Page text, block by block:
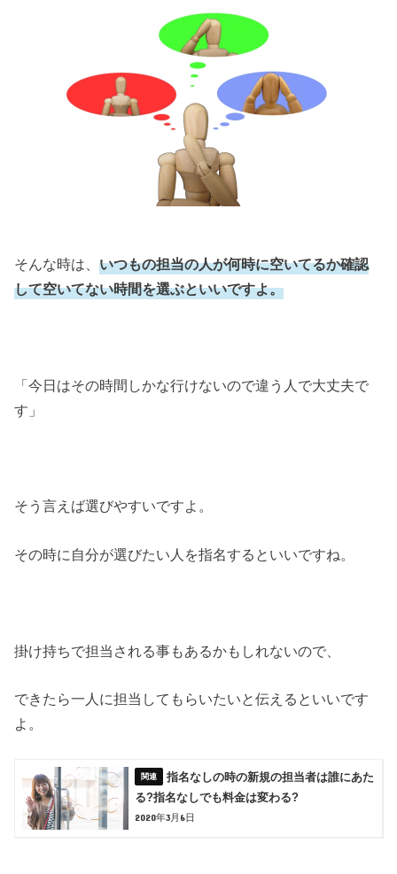
そんな時は、いつもの担当の人が何時に空いてるか確認
して空いてない時間を選ぶといいですよ。
「今日はその時間しかな行けないので違う人で大丈夫で
す」
そう言えば選びやすいですよ。
その時に自分が選びたい人を指名するといいですね。
掛け持ちで担当される事もあるかもしれないので、
できたら一人に担当してもらいたいと伝えるといいです
よ。
指名なしの時の新規の担当者は誰にあた
る?指名なしでも料金は変わる?
2020年3月6日